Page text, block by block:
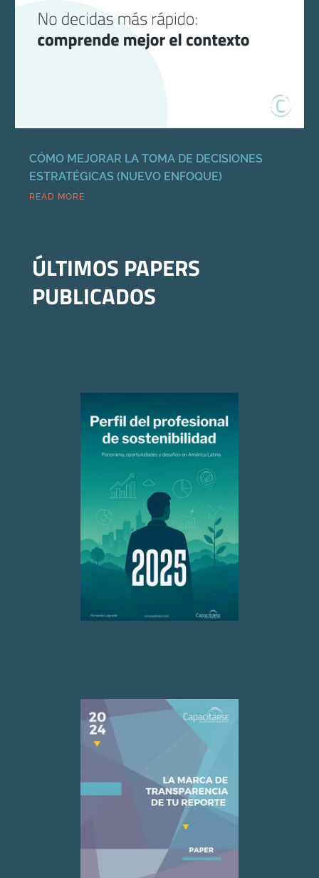
CÓMO MEJORAR LA TOMA DE DECISIONES
ESTRATÉGICAS (NUEVO ENFOQUE)
READ MORE
ÚLTIMOS PAPERS
PUBLICADOS